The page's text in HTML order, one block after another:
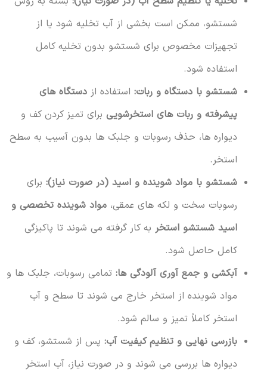
شستشو، ممکن است بخشی از آب تخلیه شود یا از
تجهیزات مخصوص برای شستشو بدون تخلیه کامل
استفاده شود.
شستشو با دستگاه و ربات:استفاده از دستگاه های
پیشرفته و ربات های استخرشوییبرای تمیز کردن کف و
دیواره ها، حذف رسوبات و جلبک ها بدون آسیب به سطح
استخر.
شستشو با مواد شوینده و اسید (در صورت نیاز):برای
رسوبات سخت و لکه های عمقی، مواد شوینده تخصصی و
اسید شستشو استخربه کار گرفته می شوند تا پاکیزگی
کامل حاصل شود.
آبکشی و جمع آوری آلودگی ها:تمامی رسوبات، جلبک ها و
مواد شوینده از استخر خارج می شوند تا سطح و آب
استخر کاملاً تمیز و سالم شود.
بازرسی نهایی و تنظیم کیفیت آب:پس از شستشو، کف و
دیواره ها بررسی می شوند و در صورت نیاز، آب استخر